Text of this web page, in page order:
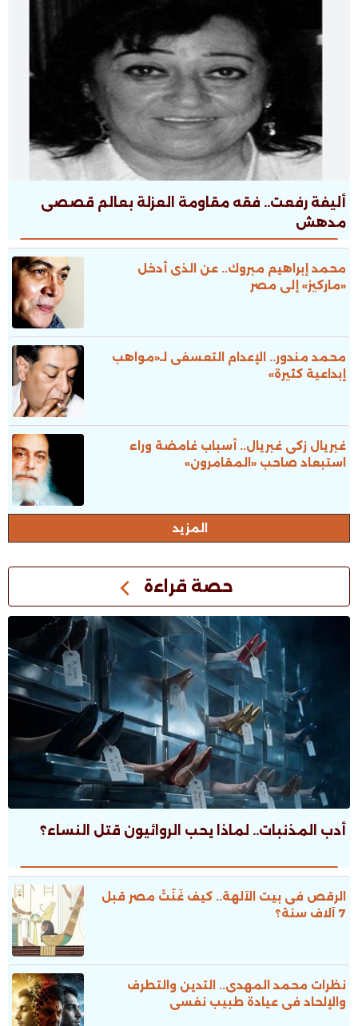
أليفة رفعت.. فقه مقاومة العزلة بعالم قصصى
مدهش
محمد إبراهيم مبروك.. عن الذى أدخل
«ماركيز» إلى مصر
محمد مندور.. الإعدام التعسفى لـ«مواهب
إبداعية كثيرة»
غبريال زكى غبريال.. أسباب غامضة وراء
استبعاد صاحب «المقامرون»
المزيد
حصة قراءة
أدب المذنبات.. لماذا يحب الروائيون قتل النساء؟
الرقص فى بيت الآلهة.. كيف غَنَّتْ مصر قبل
7 آلاف سنة؟
نظرات محمد المهدى.. التدين والتطرف
والإلحاد فى عيادة طبيب نفسى